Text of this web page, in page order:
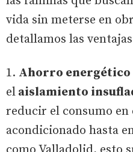
vida sin meterse en
detallamos las
1. Ahorro
el aislamiento
reducir el consumo en
acondicionado hasta